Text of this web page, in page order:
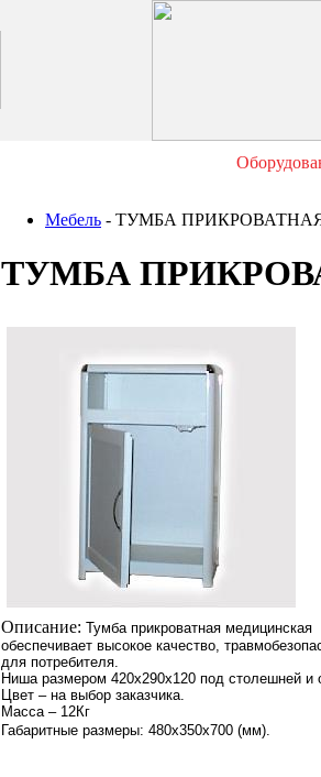
Мебель - ТУМБА
ТУМБА
Описание: Тумба прикроватная
обеспечивает высокое качество,
для потребителя.
Ниша размером 420х290х120 под столешней и
Цвет – на выбор заказчика.
Масса – 12Кг
Габаритные размеры: 480х350х700 (мм).